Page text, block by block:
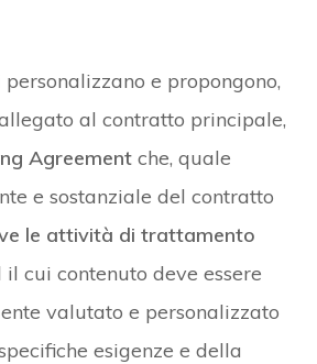
e propongono,
al contratto principale,
Agreementche, quale
e sostanziale del contratto
le attività di trattamento
il cui contenuto deve essere
valutato e personalizzato
esigenze e della